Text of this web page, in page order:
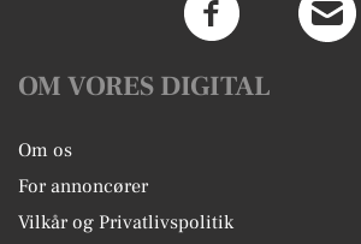
OM VORES DIGITAL
Om os
For annoncører
Vilkår og Privatlivspolitik